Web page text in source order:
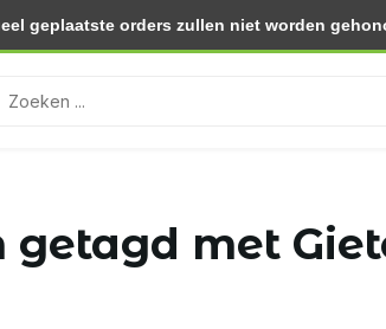
binnen 30 dagen
getagd met
geplaatste orders zullen niet worden